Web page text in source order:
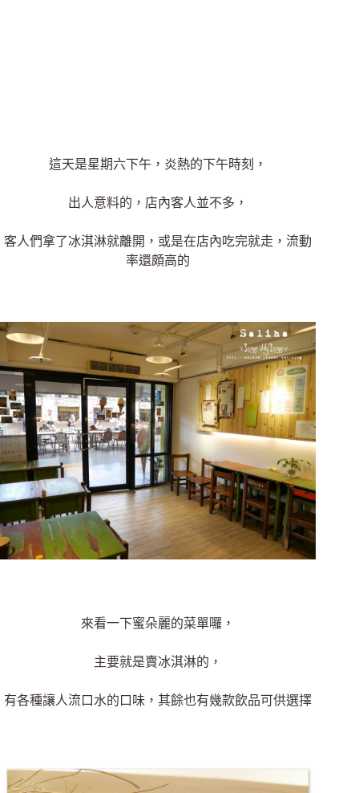
這天是星期六下午，炎熱的下午時刻，
出人意料的，店內客人並不多，
客人們拿了冰淇淋就離開，或是在店內吃完就走，流動
率還頗高的
來看一下蜜朵麗的菜單囉，
主要就是賣冰淇淋的，
有各種讓人流口水的口味，其餘也有幾款飲品可供選擇